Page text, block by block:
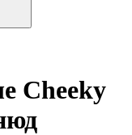
Cheeky